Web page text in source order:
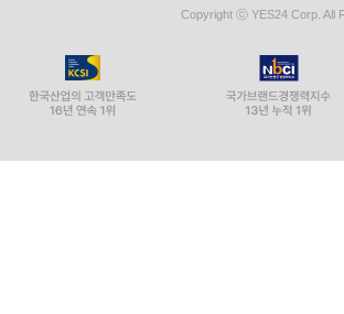
Copyright ⓒ YES24 Corp. All